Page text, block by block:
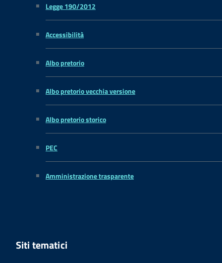
Legge 190/2012
Accessibilità
Albo pretorio
Albo pretorio vecchia versione
Albo pretorio storico
PEC
Amministrazione trasparente
Siti tematici